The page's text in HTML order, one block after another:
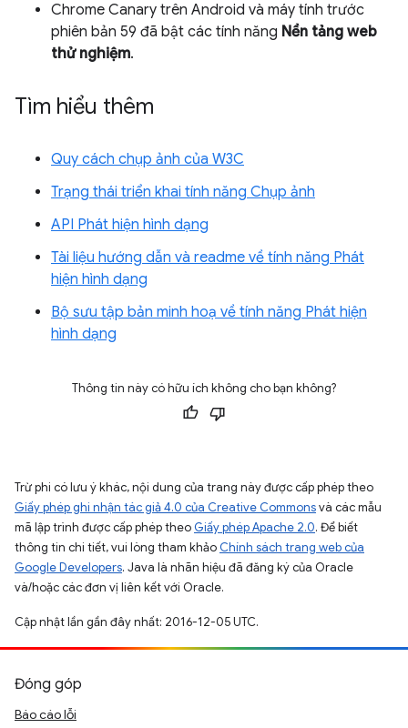
Chrome Canary trên Android và máy tính trước
phiên bản 59 đã bật các tính năng Nền tảng web
thử nghiệm.
Tìm hiểu thêm
Quy cách chụp ảnh của W3C
Trạng thái triển khai tính năng Chụp ảnh
API Phát hiện hình dạng
Tài liệu hướng dẫn và readme về tính năng Phát
hiện hình dạng
Bộ sưu tập bản minh hoạ về tính năng Phát hiện
hình dạng
Thông tin này có hữu ích không cho bạn không?
Trừ phi có lưu ý khác, nội dung của trang này được cấp phép theo
Giấy phép ghi nhận tác giả 4.0 của Creative Commonsvà các mẫu
mã lập trình được cấp phép theo Giấy phép Apache 2.0. Để biết
thông tin chi tiết, vui lòng tham khảo Chính sách trang web của
Google Developers. Java là nhãn hiệu đã đăng ký của Oracle
và/hoặc các đơn vị liên kết với Oracle.
Cập nhật lần gần đây nhất: 2016-12-05 UTC.
Đóng góp
Báo cáo lỗi